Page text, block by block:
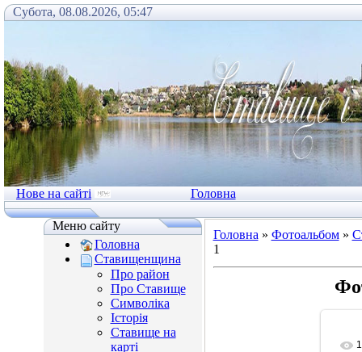
Субота, 08.08.2026, 05:47
Нове на сайті Головна
Меню сайту
Головна
Ставищенщина
Про район
Про Ставище
Символіка
Історія
Ставище на
карті
Головна » Фотоальбом»
1